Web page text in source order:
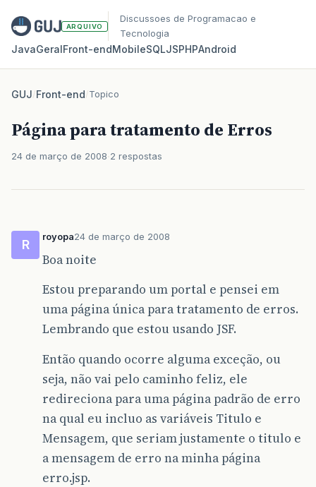
ARQUIVO
Discussoes de Programacao e
Tecnologia
JavaGeralFront‑endMobileSQLJSPHPAndroid
GUJ/Front-end/Topico
Página para tratamento de Erros
24 de março de 2008 2 respostas
R
royopa24 de março de 2008
Boa noite
Estou preparando um portal e pensei em
uma página única para tratamento de erros.
Lembrando que estou usando JSF.
Então quando ocorre alguma exceção, ou
seja, não vai pelo caminho feliz, ele
redireciona para uma página padrão de erro
na qual eu incluo as variáveis Titulo e
Mensagem, que seriam justamente o titulo e
a mensagem de erro na minha página
erro.jsp.